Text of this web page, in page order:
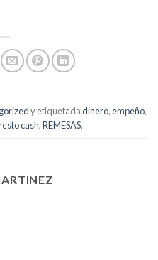
y etiquetadadinero,empeño,
cash,REMESAS.